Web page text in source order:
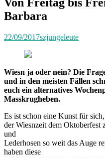
Barbara
22/09/2017szjungeleute
Wiesn ja oder nein? Die
und in den meisten Fällen
euch ein alternatives
Masskrugheben.
Es ist schon eine Kunst für
der Wiesnzeit dem
und
Lederhosen so weit das Auge
haben diese